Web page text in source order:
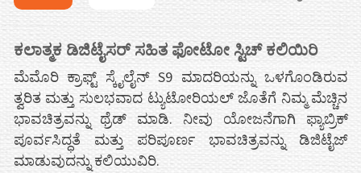
ಕಲಾತ್ಮಕ ಡಿಜಿಟೈಸರ್ ಸಹಿತ ಫೋಟೋ ಸ್ಟಿಚ್ ಕಲಿಯಿರಿ
ಮೆಮೊರಿ ಕ್ರಾಫ್ಟ್ ಸ್ಕೈಲೈನ್ S9 ಮಾದರಿಯನ್ನು ಒಳಗೊಂಡಿರುವ
ತ್ವರಿತ ಮತ್ತು ಸುಲಭವಾದ ಟ್ಯುಟೋರಿಯಲ್ ಜೊತೆಗೆ ನಿಮ್ಮ ಮೆಚ್ಚಿನ
ಭಾವಚಿತ್ರವನ್ನು ಥ್ರೆಡ್ ಮಾಡಿ. ನೀವು ಯೋಜನೆಗಾಗಿ ಫ್ಯಾಬ್ರಿಕ್
ಪೂರ್ವಸಿದ್ಧತೆ ಮತ್ತು ಪರಿಪೂರ್ಣ ಭಾವಚಿತ್ರವನ್ನು ಡಿಜಿಟೈಜ್
ಮಾಡುವುದನ್ನು ಕಲಿಯುವಿರಿ.